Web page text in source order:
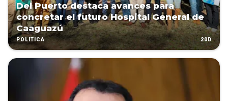
Del Puerto destaca avances para
concretar el futuro Hospital General de
Caaguazú
POLÍTICA 20D